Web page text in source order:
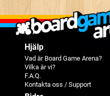
Hjälp
Vad är Board Game Arena?
Vilka är vi?
F.A.Q.
Kontakta oss / Support